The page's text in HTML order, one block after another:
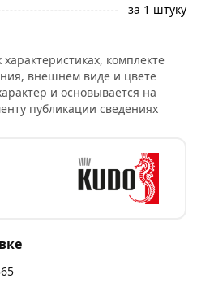
для предварительной
к окрашиванию.
силикон, масляные и
адгезию
и получение однородного
и морщин.
товар Универсальная
за 1 штуку
комплекте
внешнем виде и цвете
и основывается на
публикации сведениях